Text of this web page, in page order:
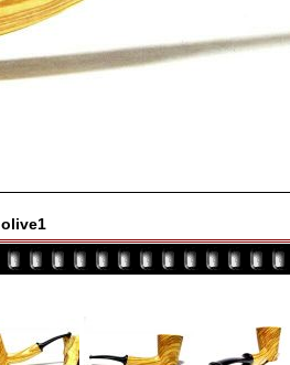
olive1